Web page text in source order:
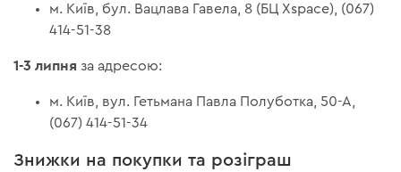
м. Київ, бул. Вацлава Гавела, 8 (БЦ Xspace), (067)
414-51-38
1-3 липня за адресою:
м. Київ, вул. Гетьмана Павла Полуботка, 50-А,
(067) 414-51-34
Знижки на покупки та розіграш